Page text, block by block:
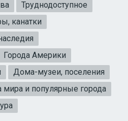
Труднодоступное
канатки
Города Америки
Дома-музеи, поселения
мира и популярные города